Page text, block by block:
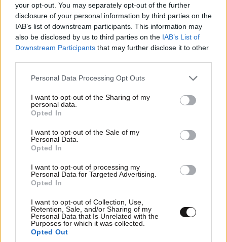
your opt-out. You may separately opt-out of the further
disclosure of your personal information by third parties on the
IAB’s list of downstream participants. This information may
also be disclosed by us to third parties on the IAB’s List of
Downstream Participants that may further disclose it to other
Please note that this website/app uses one or more Google
not limited to your visit or usage behaviour. You may click to
grant or deny consent to Google and its third-party tags to
use your data for below specified purposes in below Google
consent section.
Personal Data Processing Opt Outs
I want to opt-out of the Sharing of my
personal data.
Opted In
I want to opt-out of the Sale of my
Personal Data.
Opted In
I want to opt-out of processing my
Personal Data for Targeted Advertising.
Opted In
I want to opt-out of Collection, Use,
Retention, Sale, and/or Sharing of my
Personal Data that Is Unrelated with the
Purposes for which it was collected.
Opted Out